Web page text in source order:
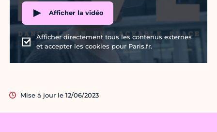
Afficher la vidéo
Afficher directement tous les contenus externes
et accepter les cookies pour Paris.fr.
Mise à jour le 12/06/2023